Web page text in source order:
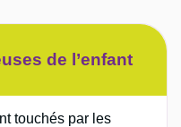
de l’enfant
touchés par les